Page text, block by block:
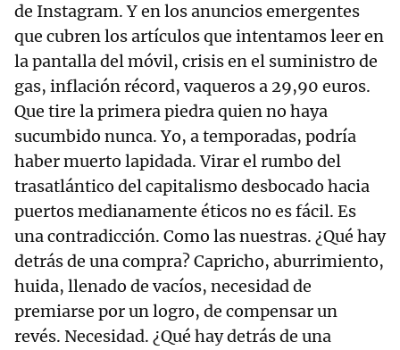
de Instagram. Y en los anuncios emergentes
que cubren los artículos que intentamos leer en
la pantalla del móvil, crisis en el suministro de
gas, inflación récord, vaqueros a 29,90 euros.
Que tire la primera piedra quien no haya
sucumbido nunca. Yo, a temporadas, podría
haber muerto lapidada. Virar el rumbo del
trasatlántico del capitalismo desbocado hacia
puertos medianamente éticos no es fácil. Es
una contradicción. Como las nuestras. ¿Qué hay
detrás de una compra? Capricho, aburrimiento,
huida, llenado de vacíos, necesidad de
premiarse por un logro, de compensar un
revés. Necesidad. ¿Qué hay detrás de una